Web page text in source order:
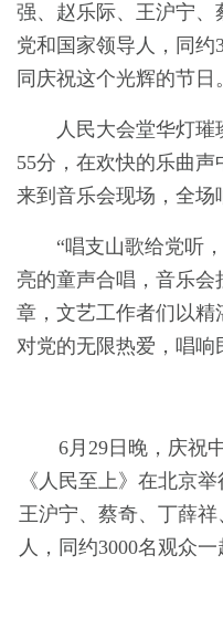
强、赵乐际、王沪宁
党和国家领导人，同约
同庆祝这个光辉的节日。
人民大会堂华灯
55分，在欢快的乐曲
来到音乐会现场，全场
“唱支山歌给党听
亮的童声合唱，音乐
章，文艺工作者们以
对党的无限热爱，唱响
6月29日晚，庆祝
《人民至上》在北京
王沪宁、蔡奇、丁薛
人，同约3000名观众